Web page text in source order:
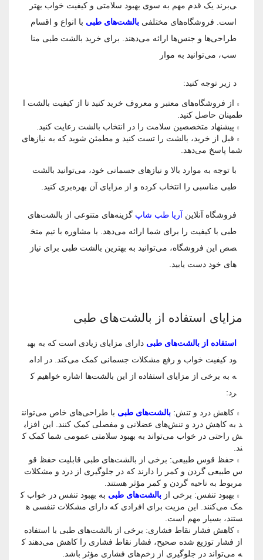
ی‌برند یک قدم مهم به سوی بهبود سلامتی و کیفیت خواب بهتر
است. فروشگاه‌های مختلفی بالشت‌های طبی با انواع و اقسام
طراحی‌ها و جنس‌ها ارائه می‌دهند. برای خرید بالشت طبی منا
سب، می‌توانید به موار
د زیر توجه کنید:
از فروشگاه‌های معتبر و معروف خرید کنید تا از کیفیت بالشت ا
طمینان حاصل کنید.
پیشنهاد متخصصین سلامت را در انتخاب بالشت رعایت کنید.
قبل از خرید، بالشت را تست کنید و مطمئن شوید که به نیازهای
شما پاسخ می‌دهد.
با توجه به موارد بالا و نیازهای جسمانی خود، می‌توانید بالشت
طبی مناسبی را انتخاب کرده و از مزایای آن بهره‌بری کنید.
فروشگاه آنلاین آریا طب شاپ گزینه‌های متنوعی از بالشت‌های
طبی با کیفیت را برای شما ارائه می‌دهد. با مشاوره با تیم متخ
صص این فروشگاه، می‌توانید به بهترین بالشت طبی برای نیاز
های خود دست یابید.
مزایای استفاده از بالشت‌های طبی
استفاده از بالشت‌های طبی دارای مزایای زیادی است که به بهب
ود کیفیت خواب و رفع مشکلات جسمانی کمک می‌کند. در ادام
ه به برخی از مزایای استفاده از این بالشت‌ها اشاره خواهیم ک
رد:
کاهش درد و تنش: بالشت‌های طبی با طراحی‌های خاص می‌توانن
د به کاهش درد و تنش‌های عضلانی و مفصلی کمک کنند. این افزای
ش راحتی در خواب می‌تواند به بهبود سلامتی عمومی شما کمک ک
ند.
حفظ قوس طبیعی: برخی از بالشت‌های طبی قابلیت حفظ قو
س طبیعی گردن و کمر را دارند که در جلوگیری از درد و مشکلات
مربوط به ناحیه گردن و کمر مؤثر هستند.
بهبود تنفس: برخی از بالشت‌های طبی به بهبود تنفس در خواب ک
مک می‌کنند. این مزیت برای افرادی که دارای مشکلات تنفسی ه
ستند، بسیار مهم است.
کاهش فشار نقاط فشاری: برخی از بالشت‌های طبی با استفاده
از فشار توزیع شده صحیح، فشار نقاط فشاری را کاهش می‌دهند ک
ه می‌تواند در جلوگیری از زخم‌های فشاری مؤثر باشد.